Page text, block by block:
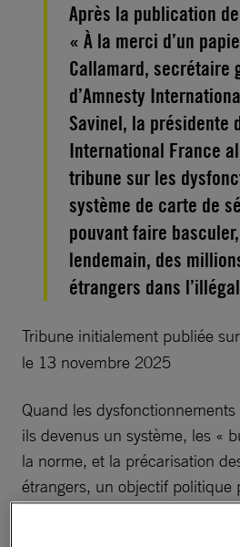
Après la publication
« À la merci d’un
Callamard, secrétaire
d’Amnesty
Savinel, la présidente
International France
tribune sur les
système de carte de
pouvant faire
lendemain, des
étrangers dans
Tribune initialement publiée
le 13 novembre 2025
Quand les
ils devenus un système, les «
la norme, et la précarisation
étrangers, un objectif politique
En cette veille d’échéances